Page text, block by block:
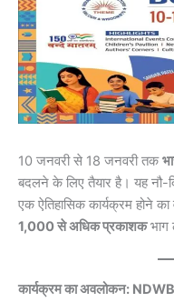
10 जनवरी से 18 जनवरी तक
बदलने के लिए तैयार है। यह नौ-
एक ऐतिहासिक कार्यक्रम होने
1,000 से अधिक प्रकाशकभाग
कार्यक्रम का अवलोकन: